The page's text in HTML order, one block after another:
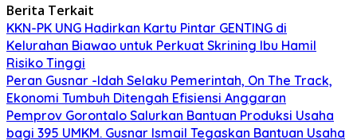
Berita Terkait
KKN-PK UNG Hadirkan Kartu Pintar GENTING di
Kelurahan Biawao untuk Perkuat Skrining Ibu Hamil
Risiko Tinggi
Peran Gusnar -Idah Selaku Pemerintah, On The Track,
Ekonomi Tumbuh Ditengah Efisiensi Anggaran
Pemprov Gorontalo Salurkan Bantuan Produksi Usaha
bagi 395 UMKM. Gusnar Ismail Tegaskan Bantuan Usaha